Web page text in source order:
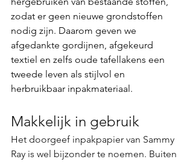
zodat er geen nieuwe grondstoffen
nodig zijn. Daarom geven we
afgedankte gordijnen, afgekeurd
textiel en zelfs oude tafellakens een
tweede leven als stijlvol en
herbruikbaar inpakmateriaal.
Makkelijk in gebruik
Het doorgeef inpakpapier van Sammy
Ray is wel bijzonder te noemen. Buiten